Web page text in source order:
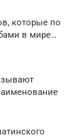
которые по
в мире…